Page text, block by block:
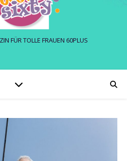
FÜR TOLLE FRAUEN 60PLUS